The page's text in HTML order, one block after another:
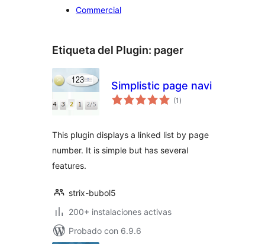
Commercial
Etiqueta del Plugin: pager
Simplistic page navi
(1 evaluación
total
)
This plugin displays a linked list by page
number. It is simple but has several
features.
strix-bubol5
200+ instalaciones activas
Probado con 6.9.6